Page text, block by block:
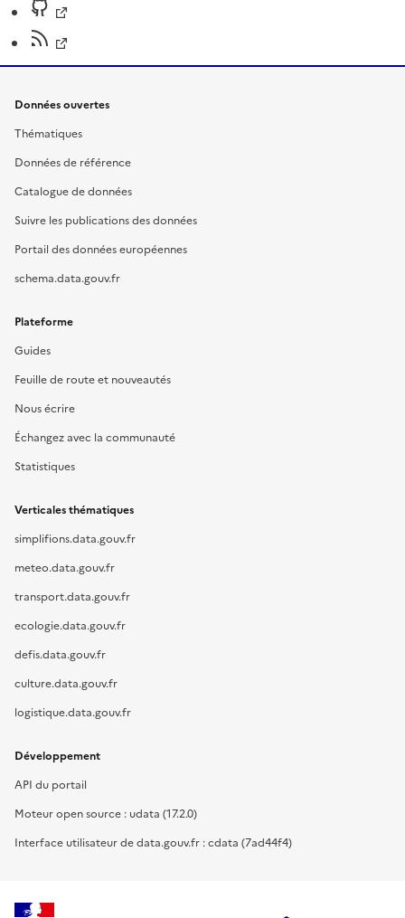
Données ouvertes
Thématiques
Données de référence
Catalogue de données
Suivre les publications des données
Portail des données européennes
schema.data.gouv.fr
Plateforme
Guides
Feuille de route et nouveautés
Nous écrire
Échangez avec la communauté
Statistiques
Verticales thématiques
simplifions.data.gouv.fr
meteo.data.gouv.fr
transport.data.gouv.fr
ecologie.data.gouv.fr
defis.data.gouv.fr
culture.data.gouv.fr
logistique.data.gouv.fr
Développement
API du portail
Moteur open source : udata (17.2.0)
Interface utilisateur de data.gouv.fr : cdata (7ad44f4)